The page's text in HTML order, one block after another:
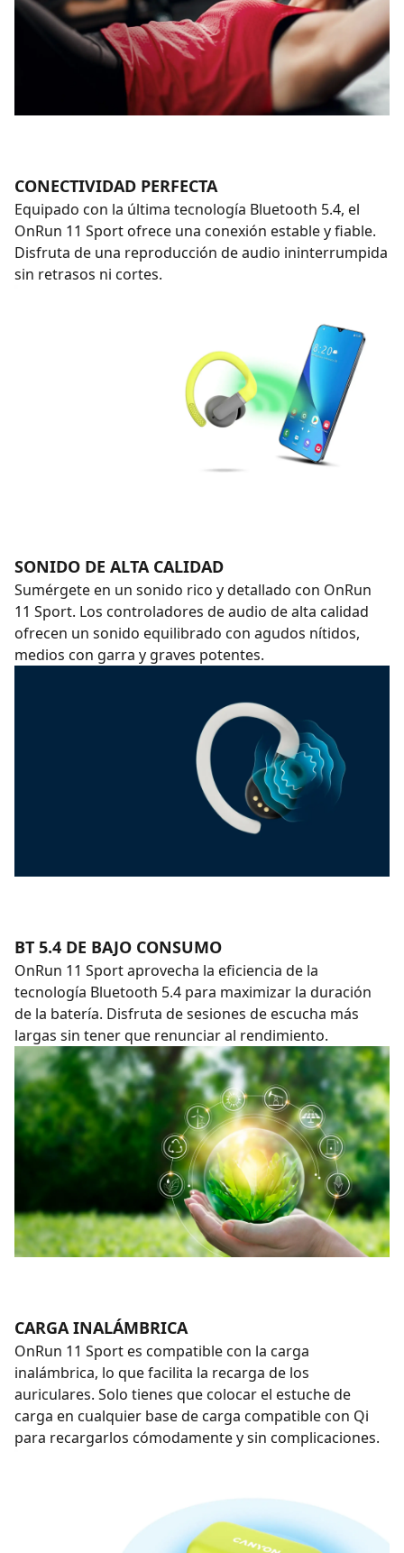
CONECTIVIDAD PERFECTA
Equipado con la última tecnología Bluetooth 5.4, el
OnRun 11 Sport ofrece una conexión estable y fiable.
Disfruta de una reproducción de audio ininterrumpida
sin retrasos ni cortes.
SONIDO DE ALTA CALIDAD
Sumérgete en un sonido rico y detallado con OnRun
11 Sport. Los controladores de audio de alta calidad
ofrecen un sonido equilibrado con agudos nítidos,
medios con garra y graves potentes.
BT 5.4 DE BAJO CONSUMO
OnRun 11 Sport aprovecha la eficiencia de la
tecnología Bluetooth 5.4 para maximizar la duración
de la batería. Disfruta de sesiones de escucha más
largas sin tener que renunciar al rendimiento.
CARGA INALÁMBRICA
OnRun 11 Sport es compatible con la carga
inalámbrica, lo que facilita la recarga de los
auriculares. Solo tienes que colocar el estuche de
carga en cualquier base de carga compatible con Qi
para recargarlos cómodamente y sin complicaciones.